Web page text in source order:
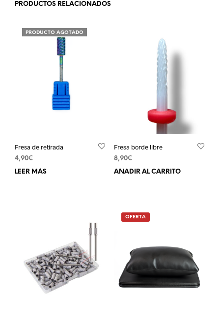
PRODUCTOS RELACIONADOS
PRODUCTO AGOTADO
Fresa de retirada
4,90€
LEER MÁS
Fresa borde libre
8,90€
AÑADIR AL CARRITO
OFERTA